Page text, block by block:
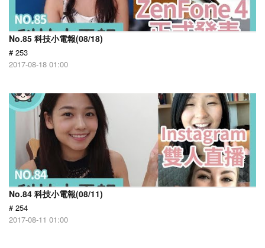
No.85 科技小電報(08/18)
# 253
2017-08-18 01:00
No.84 科技小電報(08/11)
# 254
2017-08-11 01:00